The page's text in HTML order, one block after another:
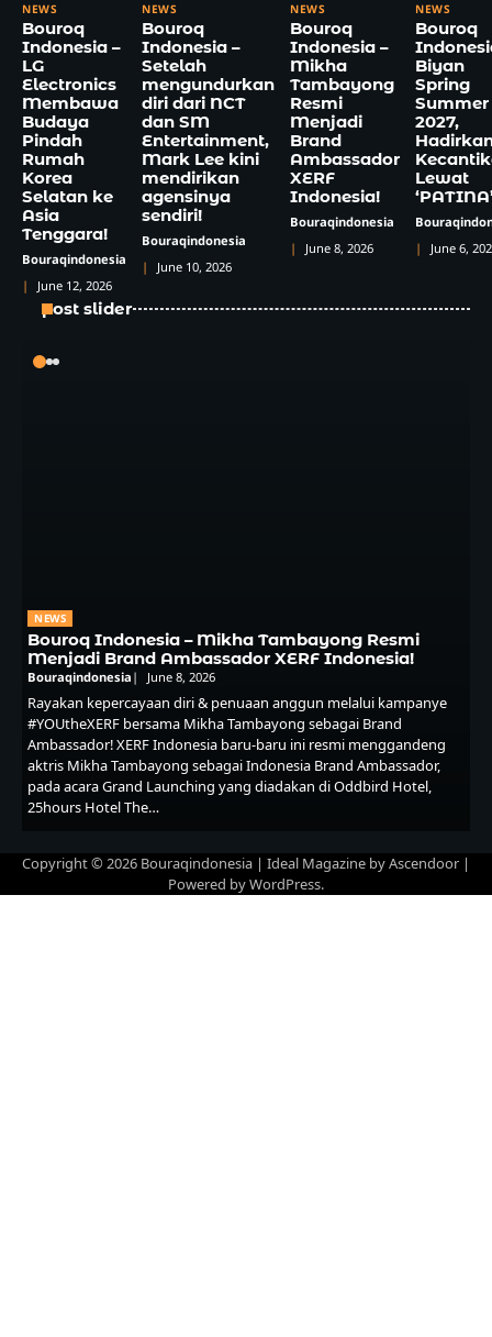
NEWS
Bouroq
Indonesia –
LG
Electronics
Membawa
Budaya
Pindah
Rumah
Korea
Selatan ke
Asia
Tenggara!
Bouraqindonesia
June 12, 2026
NEWS
Bouroq
Indonesia –
Setelah
mengundurkan
diri dari NCT
dan SM
Entertainment,
Mark Lee kini
mendirikan
agensinya
sendiri!
Bouraqindonesia
June 10, 2026
NEWS
Bouroq
Indonesia –
Mikha
Tambayong
Resmi
Menjadi
Brand
Ambassador
XERF
Indonesia!
Bouraqindonesia
June 8, 2026
NEWS
Bouroq
Biyan
Spring
Summer
2027,
Lewat
June 6,
post slider
NEWS
Bouroq Indonesia – Mikha Tambayong Resmi
Menjadi Brand Ambassador XERF Indonesia!
Bouraqindonesia June 8, 2026
Rayakan kepercayaan diri & penuaan anggun melalui kampanye
#YOUtheXERF bersama Mikha Tambayong sebagai Brand
Ambassador! XERF Indonesia baru-baru ini resmi menggandeng
aktris Mikha Tambayong sebagai Indonesia Brand Ambassador,
pada acara Grand Launching yang diadakan di Oddbird Hotel,
25hours Hotel The…
Copyright © 2026 Bouraqindonesia | Ideal Magazine byAscendoor |
Powered byWordPress.